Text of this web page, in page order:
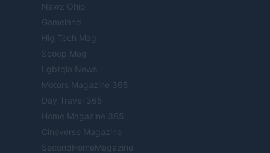
Newz Ohio
Gameland
Hig Tech Mag
Scoop Mag
Lgbtqia News
Motors Magazine 365
Day Travel 365
Home Magazine 365
Cineverse Magazine
SecondHomeMagazine